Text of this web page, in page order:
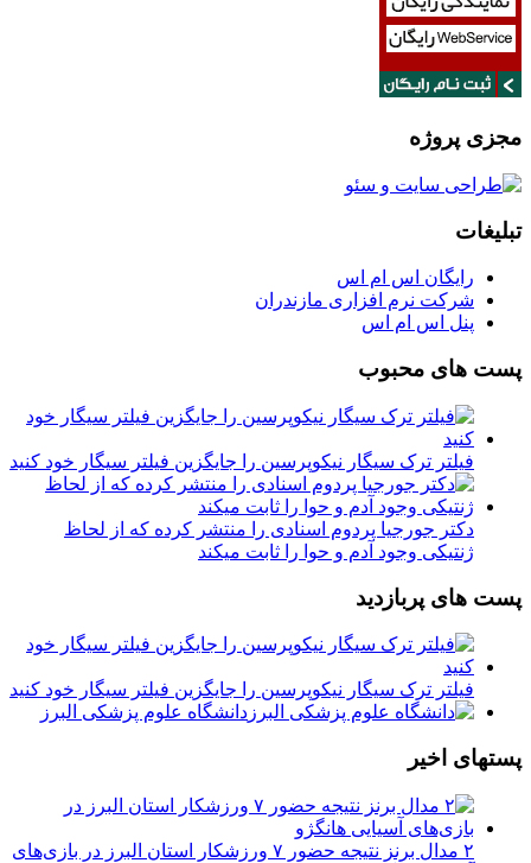
مجزی پروژه
تبلیغات
رایگان اس ام اس
شرکت نرم افزاری مازندران
پنل اس ام اس
پست های محبوب
فیلتر ترک سیگار نیکوپرسین را جایگزین فیلتر سیگار خود کنید
دکتر جورجیا پردوم اسنادی را منتشر کرده که از لحاظ
ژنتیکی وجود آدم و حوا را ثابت میکند
پست های پربازدید
فیلتر ترک سیگار نیکوپرسین را جایگزین فیلتر سیگار خود کنید
دانشگاه علوم پزشکی البرز
پستهای اخیر
۲ مدال برنز نتیجه حضور ۷ ورزشکار استان البرز در بازی‌های